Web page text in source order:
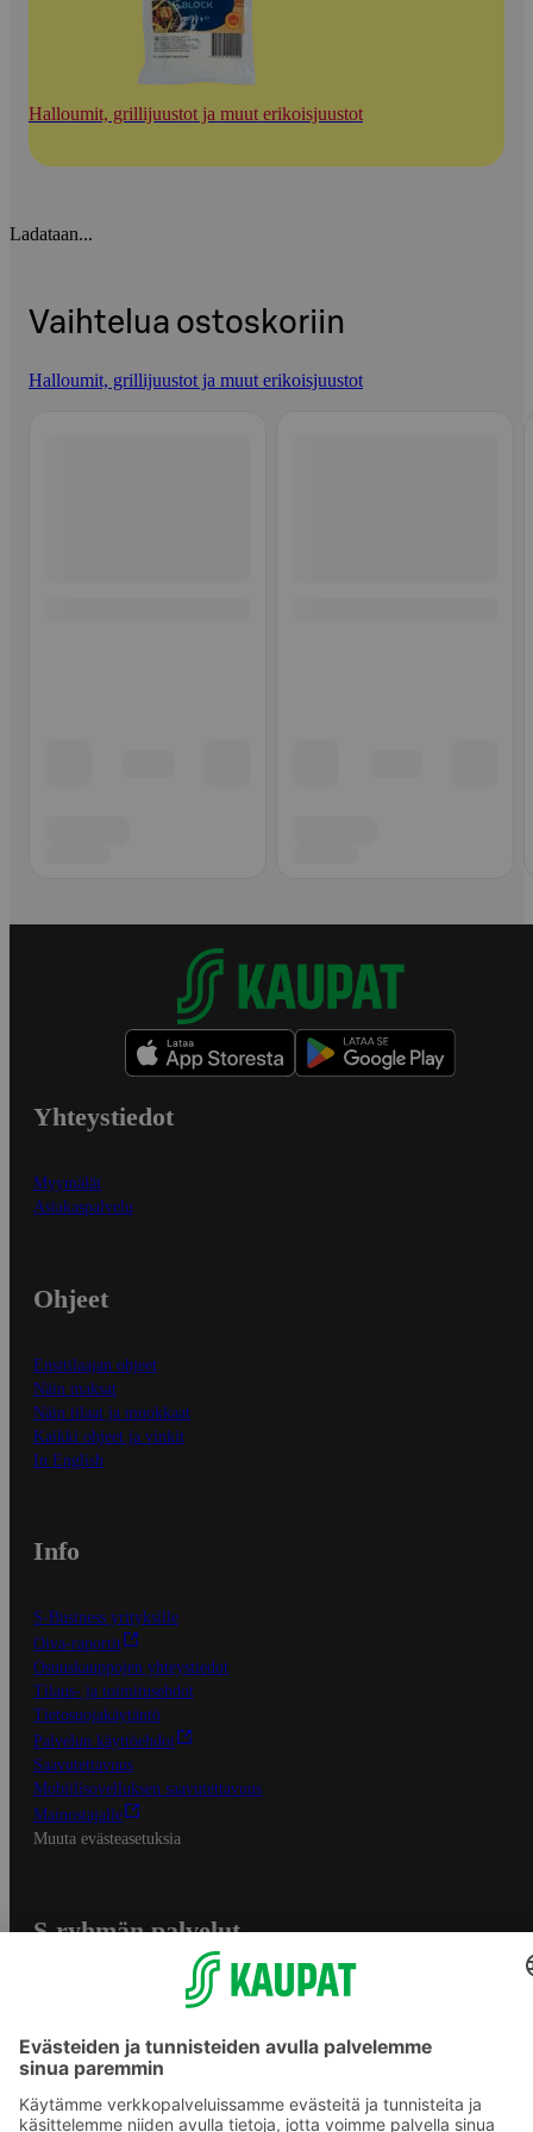
Halloumit, grillijuustot ja muut erikoisjuustot
Ladataan...
Vaihtelua ostoskoriin
Halloumit, grillijuustot ja muut erikoisjuustot
Yhteystiedot
Myymälät
Asiakaspalvelu
Ohjeet
Ensitilaajan ohjeet
Näin maksat
Näin tilaat ja muokkaat
Kaikki ohjeet ja vinkit
In English
Info
S-Business yrityksille
Oiva-raportit
Osuuskauppojen yhteystiedot
Tilaus- ja toimitusehdot
Tietosuojakäytäntö
Palvelun käyttöehdot
Saavutettavuus
Mobiilisovelluksen saavutettavuus
Mainostajalle
Muuta evästeasetuksia
S-ryhmän palvelut
Yhteishyvä Ruoka -sovellus
S-ostoslista -sovellus
Prisma.fi